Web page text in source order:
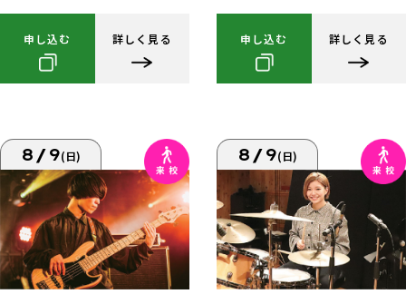
申し込む 詳しく見る 申し込む 詳しく見る
8/9(日) 8/9(日)